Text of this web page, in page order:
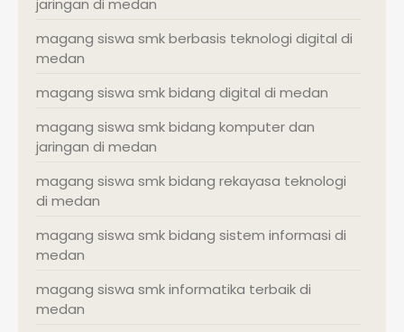
magang siswa smk berbasis teknologi digital di
medan
magang siswa smk bidang digital di medan
magang siswa smk bidang komputer dan
jaringan di medan
magang siswa smk bidang rekayasa teknologi
di medan
magang siswa smk bidang sistem informasi di
medan
magang siswa smk informatika terbaik di
medan